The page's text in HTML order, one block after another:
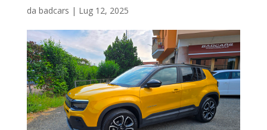
da badcars | Lug 12, 2025